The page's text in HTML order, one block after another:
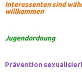
Interessenten sind
willkommen
Jugendordnung
Prävention